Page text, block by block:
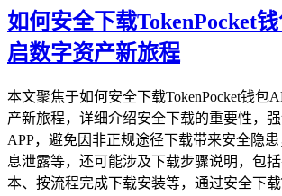
如何安全下载TokenPocket
启数字资产新旅程
本文聚焦于如何安全下载TokenPocket钱包
产新旅程，详细介绍安全下载的重要性，
APP，避免因非正规途径下载带来安全隐
息泄露等，还可能涉及下载步骤说明，包
本、按流程完成下载安装等，通过安全下载